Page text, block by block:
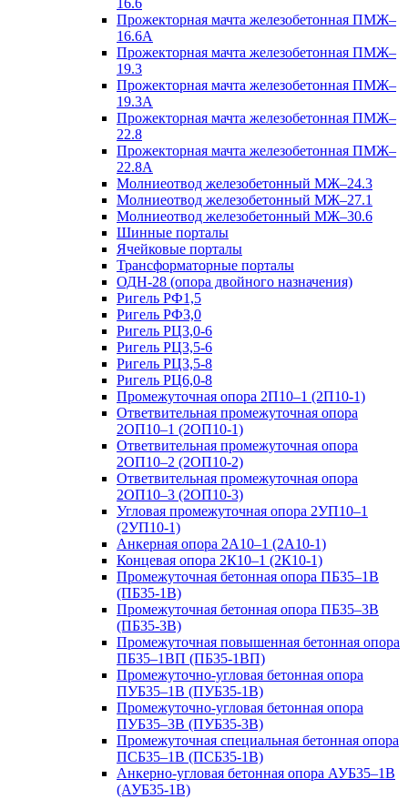
Прожекторная мачта железобетонная ПМЖ–
16.6А
Прожекторная мачта железобетонная ПМЖ–
19.3
Прожекторная мачта железобетонная ПМЖ–
19.3А
Прожекторная мачта железобетонная ПМЖ–
22.8
Прожекторная мачта железобетонная ПМЖ–
22.8А
Молниеотвод железобетонный МЖ–24.3
Молниеотвод железобетонный МЖ–27.1
Молниеотвод железобетонный МЖ–30.6
Шинные порталы
Ячейковые порталы
Трансформаторные порталы
ОДН-28 (опора двойного назначения)
Ригель РФ1,5
Ригель РФ3,0
Ригель РЦ3,0-6
Ригель РЦ3,5-6
Ригель РЦ3,5-8
Ригель РЦ6,0-8
Промежуточная опора 2П10–1 (2П10-1)
Ответвительная промежуточная опора
2ОП10–1 (2ОП10-1)
Ответвительная промежуточная опора
2ОП10–2 (2ОП10-2)
Ответвительная промежуточная опора
2ОП10–3 (2ОП10-3)
Угловая промежуточная опора 2УП10–1
(2УП10-1)
Анкерная опора 2А10–1 (2А10-1)
Концевая опора 2К10–1 (2К10-1)
Промежуточная бетонная опора ПБ35–1В
(ПБ35-1В)
Промежуточная бетонная опора ПБ35–3В
(ПБ35-3В)
Промежуточная повышенная бетонная опора
ПБ35–1ВП (ПБ35-1ВП)
Промежуточно-угловая бетонная опора
ПУБ35–1В (ПУБ35-1В)
Промежуточно-угловая бетонная опора
ПУБ35–3В (ПУБ35-3В)
Промежуточная специальная бетонная опора
ПСБ35–1В (ПСБ35-1В)
Анкерно-угловая бетонная опора АУБ35–1В
(АУБ35-1В)